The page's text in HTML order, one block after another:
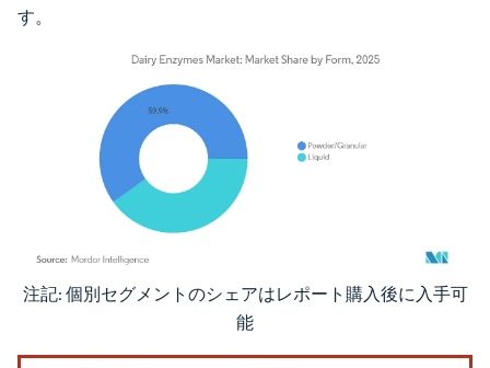
す。
画像 © Mordor Intelligence。再利用にはCC BY 4.0の表示が必要です。
注記: 個別セグメントのシェアはレポート購入後に入手可
能